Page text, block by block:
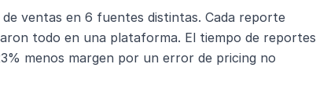
ventas en 6 fuentes distintas. Cada reporte
todo en una plataforma. El tiempo de reportes
menos margen por un error de pricing no